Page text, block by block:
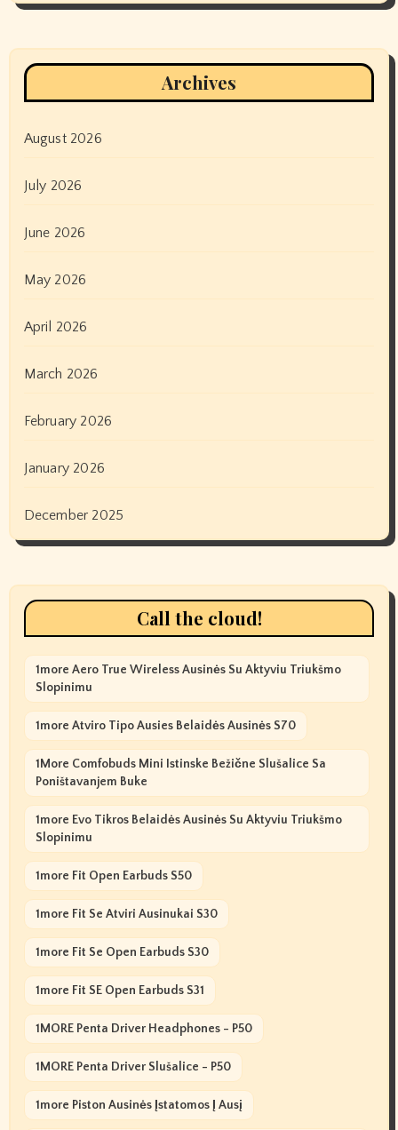
Archives
August 2026
July 2026
June 2026
May 2026
April 2026
March 2026
February 2026
January 2026
December 2025
Call the cloud!
1more Aero True Wireless Ausinės Su Aktyviu Triukšmo
Slopinimu
1more Atviro Tipo Ausies Belaidės Ausinės S70
1More Comfobuds Mini Istinske Bežične Slušalice Sa
Poništavanjem Buke
1more Evo Tikros Belaidės Ausinės Su Aktyviu Triukšmo
Slopinimu
1more Fit Open Earbuds S50
1more Fit Se Atviri Ausinukai S30
1more Fit Se Open Earbuds S30
1more Fit SE Open Earbuds S31
1MORE Penta Driver Headphones - P50
1MORE Penta Driver Slušalice - P50
1more Piston Ausinės Įstatomos Į Ausį